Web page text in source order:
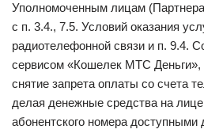
Уполномоченным лицам
с п. 3.4., 7.5. Условий оказания
радиотелефонной связи и п. 9.4.
сервисом «Кошелек МТС Деньги»,
снятие запрета оплаты со счета
делая денежные средства на
абонентского номера доступными